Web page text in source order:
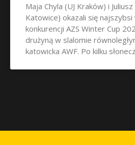
Maja Chyla (UJ Kraków) i
Katowice) okazali się
konkurencji AZS Winter Cup
drużyną w slalomie
katowicka AWF. Po kilku